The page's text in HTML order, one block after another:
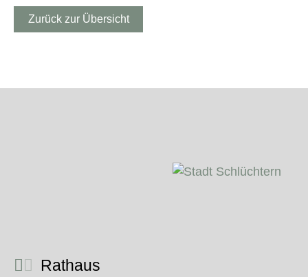
Zurück zur Übersicht
Rathaus